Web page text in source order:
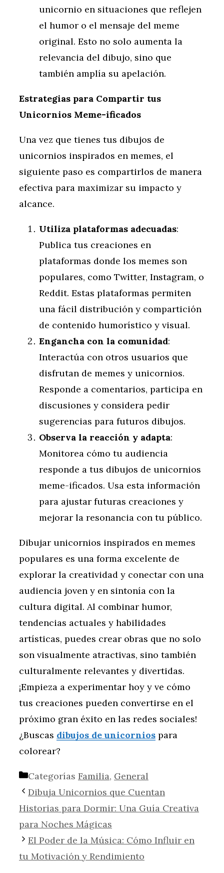
unicornio en situaciones que reflejen
el humor o el mensaje del meme
original. Esto no solo aumenta la
relevancia del dibujo, sino que
también amplía su apelación.
Estrategias para Compartir tus
Unicornios Meme-ificados
Una vez que tienes tus dibujos de
unicornios inspirados en memes, el
siguiente paso es compartirlos de manera
efectiva para maximizar su impacto y
alcance.
Utiliza plataformas adecuadas:
Publica tus creaciones en
plataformas donde los memes son
populares, como Twitter, Instagram, o
Reddit. Estas plataformas permiten
una fácil distribución y compartición
de contenido humorístico y visual.
Engancha con la comunidad:
Interactúa con otros usuarios que
disfrutan de memes y unicornios.
Responde a comentarios, participa en
discusiones y considera pedir
sugerencias para futuros dibujos.
Observa la reacción y adapta:
Monitorea cómo tu audiencia
responde a tus dibujos de unicornios
meme-ificados. Usa esta información
para ajustar futuras creaciones y
mejorar la resonancia con tu público.
Dibujar unicornios inspirados en memes
populares es una forma excelente de
explorar la creatividad y conectar con una
audiencia joven y en sintonía con la
cultura digital. Al combinar humor,
tendencias actuales y habilidades
artísticas, puedes crear obras que no solo
son visualmente atractivas, sino también
culturalmente relevantes y divertidas.
¡Empieza a experimentar hoy y ve cómo
tus creaciones pueden convertirse en el
próximo gran éxito en las redes sociales!
¿Buscas dibujos de unicornios para
colorear?
Categorías Familia, General
Dibuja Unicornios que Cuentan
Historias para Dormir: Una Guía Creativa
para Noches Mágicas
El Poder de la Música: Cómo Influir en
tu Motivación y Rendimiento